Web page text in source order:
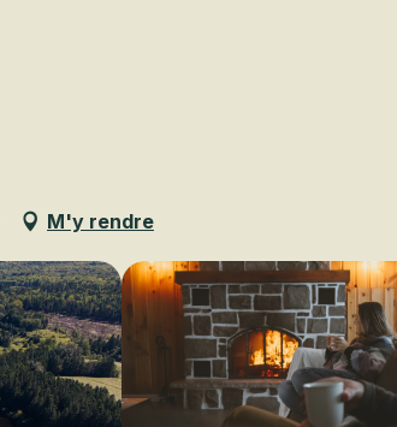
M'y rendre